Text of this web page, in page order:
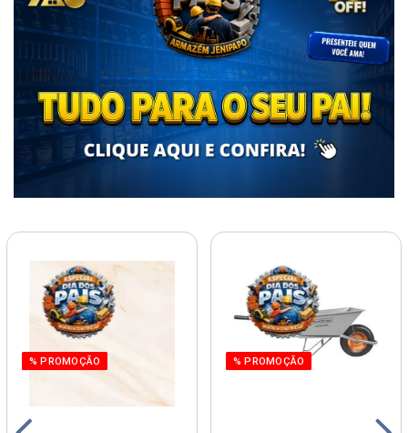
% PROMOÇÃO % PROMOÇÃO